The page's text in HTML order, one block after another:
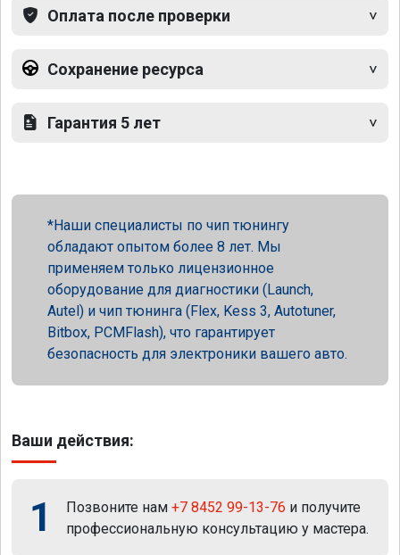
Оплата после проверки
Сохранение ресурса
Гарантия 5 лет
Наши специалисты по чип тюнингу
обладают опытом более 8 лет. Мы
применяем только лицензионное
оборудование для диагностики (Launch,
Autel) и чип тюнинга (Flex, Kess 3, Autotuner,
Bitbox, PCMFlash), что гарантирует
безопасность для электроники вашего авто.
Ваши действия:
1 Позвоните нам +7 8452 99-13-76 и получите
профессиональную консультацию у мастера.